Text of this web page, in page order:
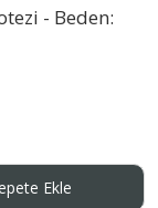
- Beden:
Ekle